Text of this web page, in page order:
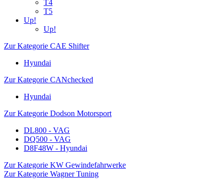
T4
T5
Up!
Up!
Zur Kategorie CAE Shifter
Hyundai
Zur Kategorie CANchecked
Hyundai
Zur Kategorie Dodson Motorsport
DL800 - VAG
DQ500 - VAG
D8F48W - Hyundai
Zur Kategorie KW Gewindefahrwerke
Zur Kategorie Wagner Tuning